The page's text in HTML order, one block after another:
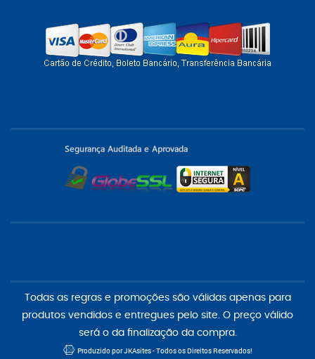
Todas as regras e promoções são válidas apenas para
produtos vendidos e entregues pelo site. O preço válido
será o da finalização da compra.
Produzido por JKAsites - Todos os Direitos Reservados!